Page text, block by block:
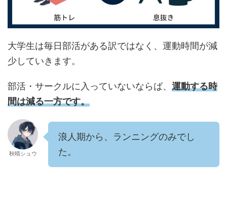
大学生は毎日部活がある訳ではなく、運動時間が減
少していきます。
部活・サークルに入っていないならば、 運動する時
間は減る一方です。
秋晴シュウ
浪人期から、ランニングのみでし
た。